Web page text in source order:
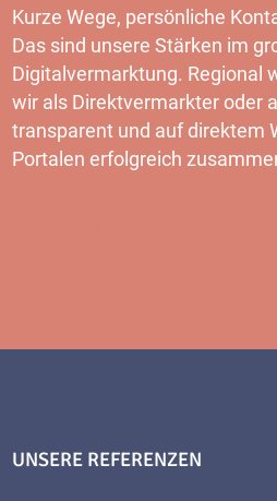
Kurze Wege, persönliche
Das sind unsere Stärken im
Digitalvermarktung. Regional
wir als Direktvermarkter oder
transparent und auf direktem
Portalen erfolgreich
UNSERE REFERENZEN